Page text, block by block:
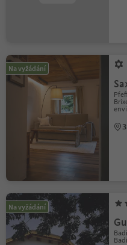
Na vyžádání
Na vyžádání